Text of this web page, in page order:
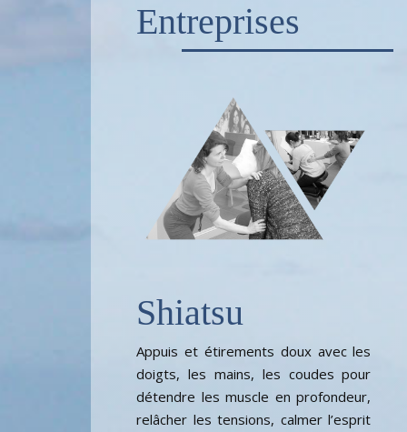
Entreprises
Shiatsu
Appuis et étirements doux avec les
doigts, les mains, les coudes pour
détendre les muscle en profondeur,
relâcher les tensions, calmer l’esprit